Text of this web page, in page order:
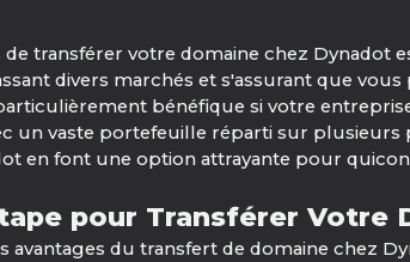
de transférer votre domaine chez
divers marchés et s'assurant que
bénéfique si votre
un vaste portefeuille réparti sur plusieurs
en font une option attrayante pour
pour Transférer Votre
avantages du transfert de domaine chez